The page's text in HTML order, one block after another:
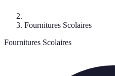
Fournitures Scolaires
Fournitures Scolaires